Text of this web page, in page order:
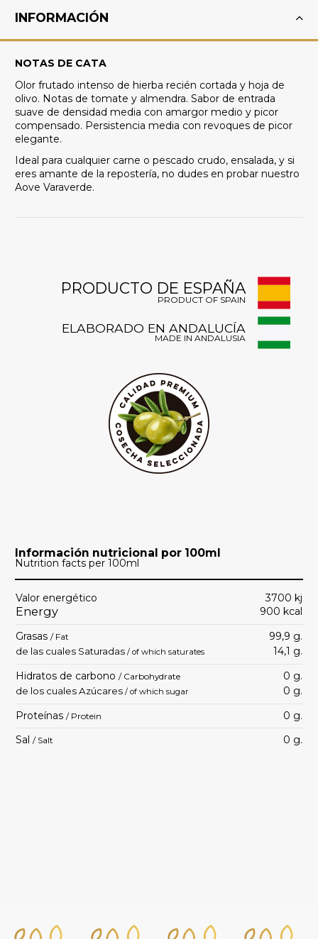
INFORMACIÓN
NOTAS DE CATA
Olor frutado intenso de hierba recién cortada y hoja de
olivo. Notas de tomate y almendra. Sabor de entrada
suave de densidad media con amargor medio y picor
compensado. Persistencia media con revoques de picor
elegante.
Ideal para cualquier carne o pescado crudo, ensalada, y si
eres amante de la repostería, no dudes en probar nuestro
Aove Varaverde.
Información nutricional por 100ml
Nutrition facts per 100ml
Valor energético
Energy
3700 kj
900 kcal
Grasas / Fat 99,9 g.
de las cuales Saturadas / of which saturates
14,1 g.
Hidratos de carbono / Carbohydrate 0 g.
de los cuales Azúcares / of which sugar
0 g.
Proteínas / Protein
0 g.
Sal / Salt 0 g.
PRODUCTO DE ESPAÑA
PRODUCT OF SPAIN
ELABORADO EN ANDALUCÍA
MADE IN ANDALUSIA